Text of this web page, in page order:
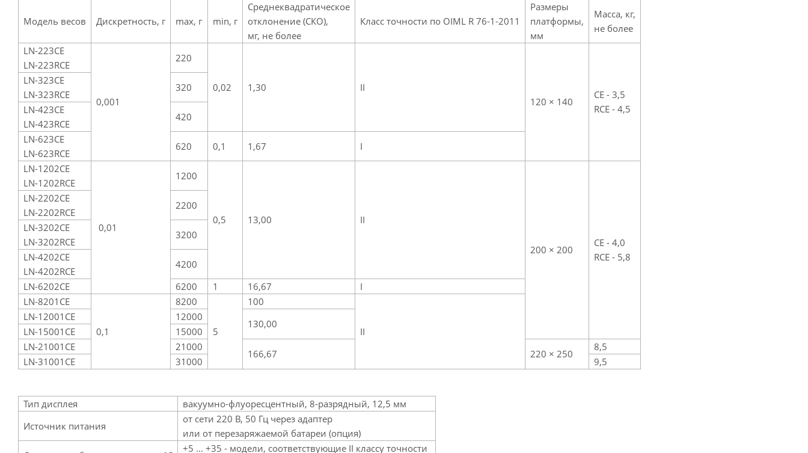
Модель весов Дискретность, г max, г min, г
Среднеквадратическое
отклонение (СКО),
мг, не более
Класс точности по OIML R 76-1-2011
Размеры
платформы,
мм
Масса, кг,
не более
LN-223CE
LN-223RCE
0,001
220
0,02 1,30
II
120 × 140
CE - 3,5
RCE - 4,5
LN-323CE
LN-323RCE
320
LN-423CE
LN-423RCE
420
LN-623CE
LN-623RCE
620 0,1 1,67
I
LN-1202CE
LN-1202RCE
0,01
1200
0,5 13,00 II
200 × 200
CE - 4,0
RCE - 5,8
LN-2202CE
LN-2202RCE
2200
LN-3202CE
LN-3202RCE
3200
LN-4202CE
LN-4202RCE
4200
LN-6202CE
6200 1 16,67
I
LN-8201CE
0,1
8200
5
100
II
LN-12001CE 12000
130,00
LN-15001CE
15000
LN-21001CE
21000
166,67 220 × 250
8,5
LN-31001CE
31000 9,5
Тип дисплея
вакуумно-флуоресцентный, 8-разрядный, 12,5 мм
Источник питания
от сети 220 В, 50 Гц через адаптер
или от перезаряжаемой батареи (опция)
+5 ... +35 - модели, соответствующие II классу точности